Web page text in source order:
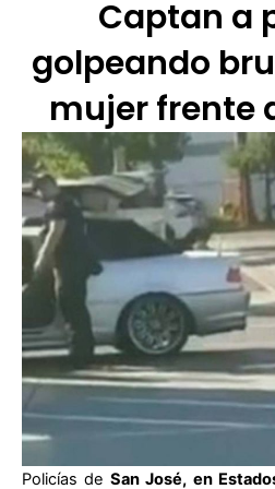
Captan a
golpeando
mujer frente
Policías de San José, en